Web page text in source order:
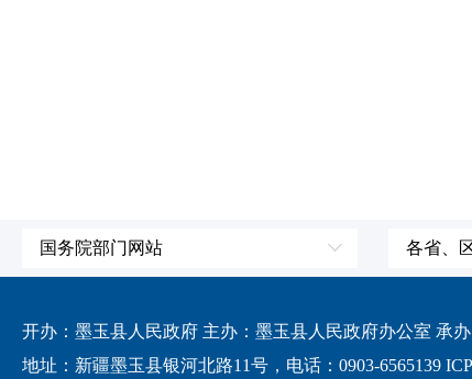
国务院部门网站
国防部
发展和改革委员会
各省、
开办：墨玉县人民政府 主办：墨玉县人民政府办公室 承
地址：新疆墨玉县银河北路11号，电话：0903-6565139